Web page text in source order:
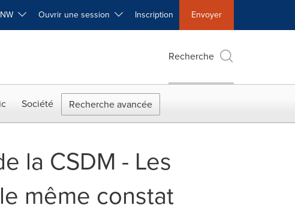
Ouvrir une session Inscription Envoyer
Recherche
Société Recherche avancée
la CSDM - Les
même constat